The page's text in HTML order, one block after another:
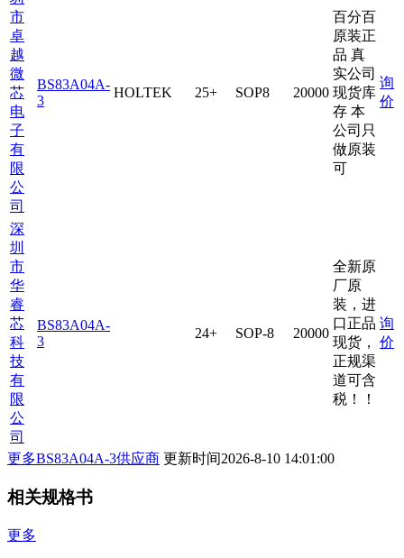
市
卓
越
微
芯
电
子
有
限
公
司
BS83A04A-
3
HOLTEK 25+ SOP8 20000
百分百
原装正
品 真
实公司
现货库
存 本
公司只
做原装
可
询
价
深
圳
市
华
睿
芯
科
技
有
限
公
司
BS83A04A-
3
24+ SOP-8 20000
全新原
厂原
装，进
口正品
现货，
正规渠
道可含
税！！
询
价
更多BS83A04A-3供应商 更新时间2026-8-10 14:01:00
相关规格书
更多